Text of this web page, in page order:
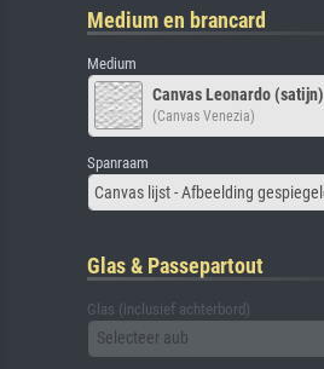
Medium en brancard
Medium
Canvas Leonardo (satijn)
(Canvas Venezia)
Spanraam
Glas & Passepartout
Glas (inclusief achterbord)
Selecteer aub